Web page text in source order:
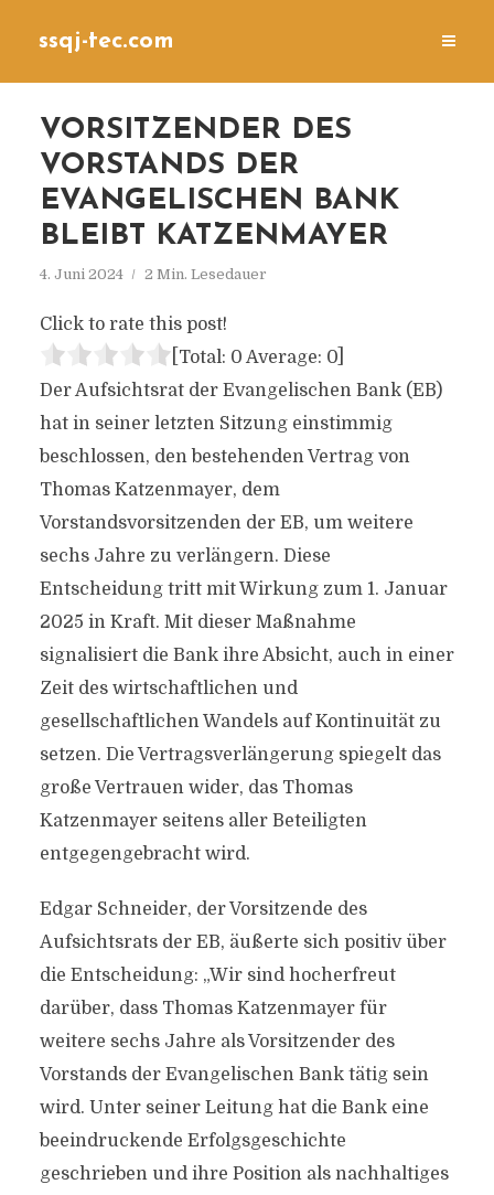
ssqj-tec.com
VORSITZENDER DES
VORSTANDS DER
EVANGELISCHEN BANK
BLEIBT KATZENMAYER
4. Juni 2024 2 Min. Lesedauer
Click to rate this post!
[Total: 0 Average: 0]
Der Aufsichtsrat der Evangelischen Bank (EB)
hat in seiner letzten Sitzung einstimmig
beschlossen, den bestehenden Vertrag von
Thomas Katzenmayer, dem
Vorstandsvorsitzenden der EB, um weitere
sechs Jahre zu verlängern. Diese
Entscheidung tritt mit Wirkung zum 1. Januar
2025 in Kraft. Mit dieser Maßnahme
signalisiert die Bank ihre Absicht, auch in einer
Zeit des wirtschaftlichen und
gesellschaftlichen Wandels auf Kontinuität zu
setzen. Die Vertragsverlängerung spiegelt das
große Vertrauen wider, das Thomas
Katzenmayer seitens aller Beteiligten
entgegengebracht wird.
Edgar Schneider, der Vorsitzende des
Aufsichtsrats der EB, äußerte sich positiv über
die Entscheidung: „Wir sind hocherfreut
darüber, dass Thomas Katzenmayer für
weitere sechs Jahre als Vorsitzender des
Vorstands der Evangelischen Bank tätig sein
wird. Unter seiner Leitung hat die Bank eine
beeindruckende Erfolgsgeschichte
geschrieben und ihre Position als nachhaltiges